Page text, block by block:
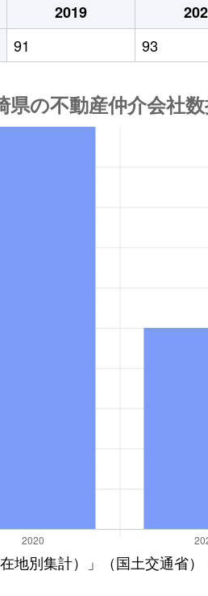
2019
91 93
別集計）」（国土交通省）